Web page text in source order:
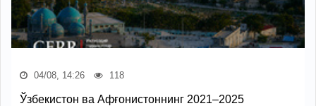
04/08, 14:26 118
Ўзбекистон ва Афғонистоннинг 2021–2025